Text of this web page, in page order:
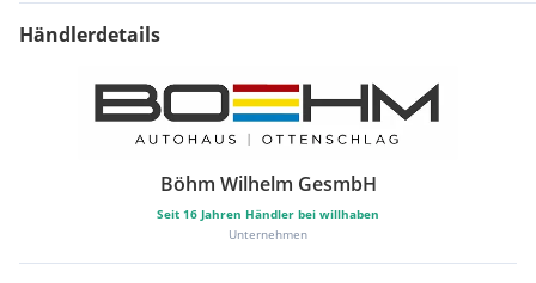
Händlerdetails
Böhm Wilhelm GesmbH
Seit 16 Jahren Händler bei willhaben
Unternehmen